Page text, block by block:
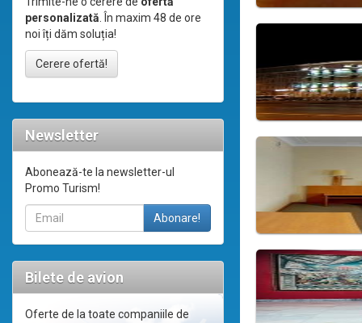
personalizată. În maxim 48 de ore
noi îți dăm soluția!
Cerere ofertă!
Newsletter
Abonează-te la newsletter-ul
Promo Turism!
Bilete de avion
Oferte de la toate companiile de